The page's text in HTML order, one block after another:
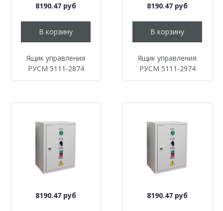
8190.47 руб
В корзину
Ящик управления
РУСМ 5111-2874
8190.47 руб
В корзину
Ящик управления
РУСМ 5111-2974
8190.47 руб 8190.47 руб